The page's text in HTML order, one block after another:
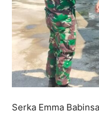
Serka Emma